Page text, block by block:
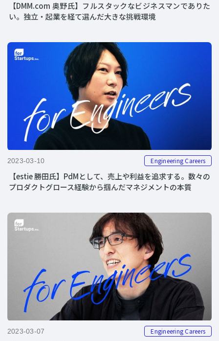
【DMM.com 奥野氏】フルスタックなビジネスマンでありた
い。独立・起業を経て選んだ大きな挑戦環境
2023-03-10 Engineering Careers
【estie 勝田氏】PdMとして、売上や利益を追求する。数々の
プロダクトグロース経験から掴んだマネジメントの本質
2023-03-07 Engineering Careers